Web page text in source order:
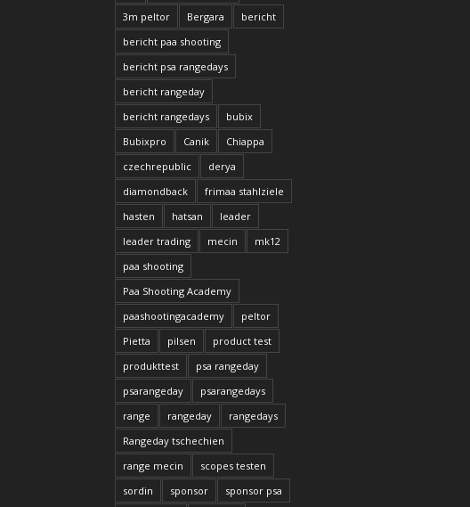
3m peltor
Bergara
bericht
bericht paa shooting
bericht psa rangedays
bericht rangeday
bericht rangedays
bubix
Bubixpro
Canik
Chiappa
czechrepublic
derya
diamondback
frimaa stahlziele
hasten
hatsan
leader
leader trading
mecin
mk12
paa shooting
Paa Shooting Academy
paashootingacademy
peltor
Pietta
pilsen
product test
produkttest
psa rangeday
psarangeday
psarangedays
range
rangeday
rangedays
Rangeday tschechien
range mecin
scopes testen
sordin
sponsor sponsor psa